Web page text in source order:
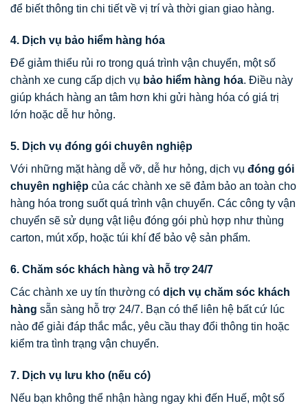
để biết thông tin chi tiết về vị trí và thời gian giao hàng.
4. Dịch vụ bảo hiểm hàng hóa
Để giảm thiểu rủi ro trong quá trình vận chuyển, một số
chành xe cung cấp dịch vụ bảo hiểm hàng hóa. Điều này
giúp khách hàng an tâm hơn khi gửi hàng hóa có giá trị
lớn hoặc dễ hư hỏng.
5. Dịch vụ đóng gói chuyên nghiệp
Với những mặt hàng dễ vỡ, dễ hư hỏng, dịch vụ đóng gói
chuyên nghiệp của các chành xe sẽ đảm bảo an toàn cho
hàng hóa trong suốt quá trình vận chuyển. Các công ty vận
chuyển sẽ sử dụng vật liệu đóng gói phù hợp như thùng
carton, mút xốp, hoặc túi khí để bảo vệ sản phẩm.
6. Chăm sóc khách hàng và hỗ trợ 24/7
Các chành xe uy tín thường có dịch vụ chăm sóc khách
hàng sẵn sàng hỗ trợ 24/7. Bạn có thể liên hệ bất cứ lúc
nào để giải đáp thắc mắc, yêu cầu thay đổi thông tin hoặc
kiểm tra tình trạng vận chuyển.
7. Dịch vụ lưu kho (nếu có)
Nếu bạn không thể nhận hàng ngay khi đến Huế, một số